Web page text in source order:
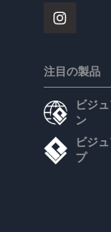
注目の製品
ビジ
ン
ビジ
プ